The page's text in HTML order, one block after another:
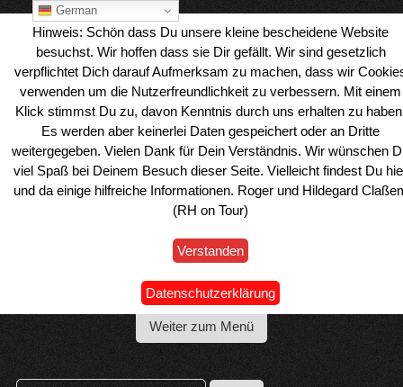
content
Wohnmobil Reiseblog Roger & Hilde
Weiter zum Menü
Hinweis: Schön dass Du unsere kleine bescheidene Website
besuchst. Wir hoffen dass sie Dir gefällt. Wir sind gesetzlich
verpflichtet Dich darauf Aufmerksam zu machen, dass wir
verwenden um die Nutzerfreundlichkeit zu verbessern. Mit einem
Klick stimmst Du zu, davon Kenntnis durch uns erhalten zu
Es werden aber keinerlei Daten gespeichert oder an Dritte
weitergegeben. Vielen Dank für Dein Verständnis. Wir wünschen
viel Spaß bei Deinem Besuch dieser Seite. Vielleicht findest Du
und da einige hilfreiche Informationen. Roger und Hildegard
(RH on Tour)
Verstanden
Datenschutzerklärung
German